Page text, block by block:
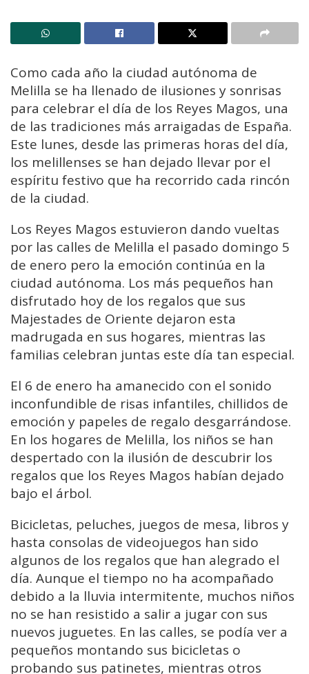
Como cada año la ciudad autónoma de
Melilla se ha llenado de ilusiones y sonrisas
para celebrar el día de los Reyes Magos, una
de las tradiciones más arraigadas de España.
Este lunes, desde las primeras horas del día,
los melillenses se han dejado llevar por el
espíritu festivo que ha recorrido cada rincón
de la ciudad.
Los Reyes Magos estuvieron dando vueltas
por las calles de Melilla el pasado domingo 5
de enero pero la emoción continúa en la
ciudad autónoma. Los más pequeños han
disfrutado hoy de los regalos que sus
Majestades de Oriente dejaron esta
madrugada en sus hogares, mientras las
familias celebran juntas este día tan especial.
El 6 de enero ha amanecido con el sonido
inconfundible de risas infantiles, chillidos de
emoción y papeles de regalo desgarrándose.
En los hogares de Melilla, los niños se han
despertado con la ilusión de descubrir los
regalos que los Reyes Magos habían dejado
bajo el árbol.
Bicicletas, peluches, juegos de mesa, libros y
hasta consolas de videojuegos han sido
algunos de los regalos que han alegrado el
día. Aunque el tiempo no ha acompañado
debido a la lluvia intermitente, muchos niños
no se han resistido a salir a jugar con sus
nuevos juguetes. En las calles, se podía ver a
pequeños montando sus bicicletas o
probando sus patinetes, mientras otros